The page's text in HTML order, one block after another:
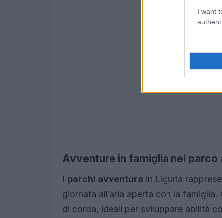
I want
Avventure in famiglia nel parco
I parchi avventura in Liguria
giornata all’aria aperta con la
di corda, ideali per sviluppare abilità